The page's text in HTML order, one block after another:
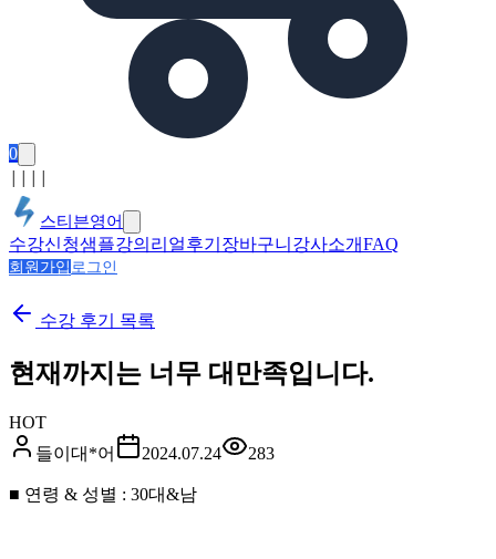
0
스티븐영어
수강신청샘플강의 리얼후기 장바구니 강사소개FAQ
회원가입 로그인
수강 후기 목록
현재까지는 너무 대만족입니다.
HOT
들이대*어
2024.07.24 283
■ 연령 & 성별 : 30대&남